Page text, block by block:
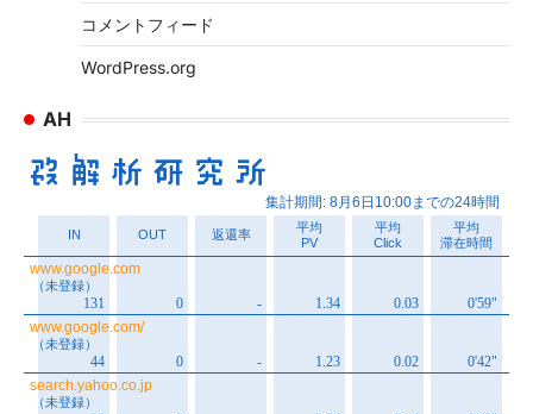
コメントフィード
WordPress.org
AH